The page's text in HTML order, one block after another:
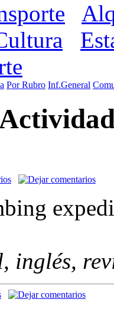
Por Rubro Inf.General
inglés,